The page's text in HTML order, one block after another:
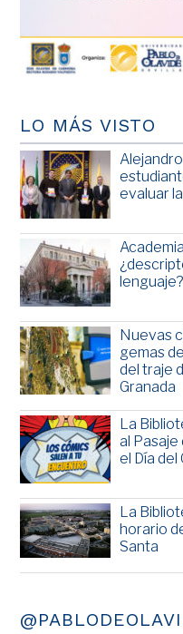
LO MÁS VISTO
evaluar
lenguaje?
Nuevas
gemas
del traje
Granada
La
al
el Día del
La
horario
Santa